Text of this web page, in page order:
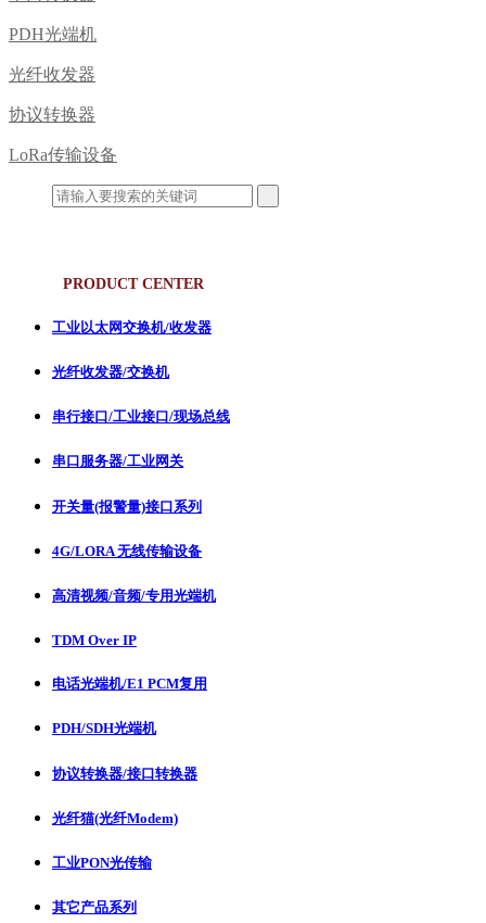
PDH光端机
光纤收发器
协议转换器
LoRa传输设备
PRODUCT CENTER
工业以太网交换机/收发器
光纤收发器/交换机
串行接口/工业接口/现场总线
串口服务器/工业网关
开关量(报警量)接口系列
4G/LORA 无线传输设备
高清视频/音频/专用光端机
TDM Over IP
电话光端机/E1 PCM复用
PDH/SDH光端机
协议转换器/接口转换器
光纤猫(光纤Modem)
工业PON光传输
其它产品系列